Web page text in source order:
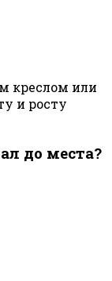
креслом или
и росту
до места?